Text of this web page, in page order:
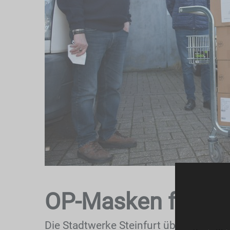
OP-Masken für
Die Stadtwerke Steinfurt überreichen